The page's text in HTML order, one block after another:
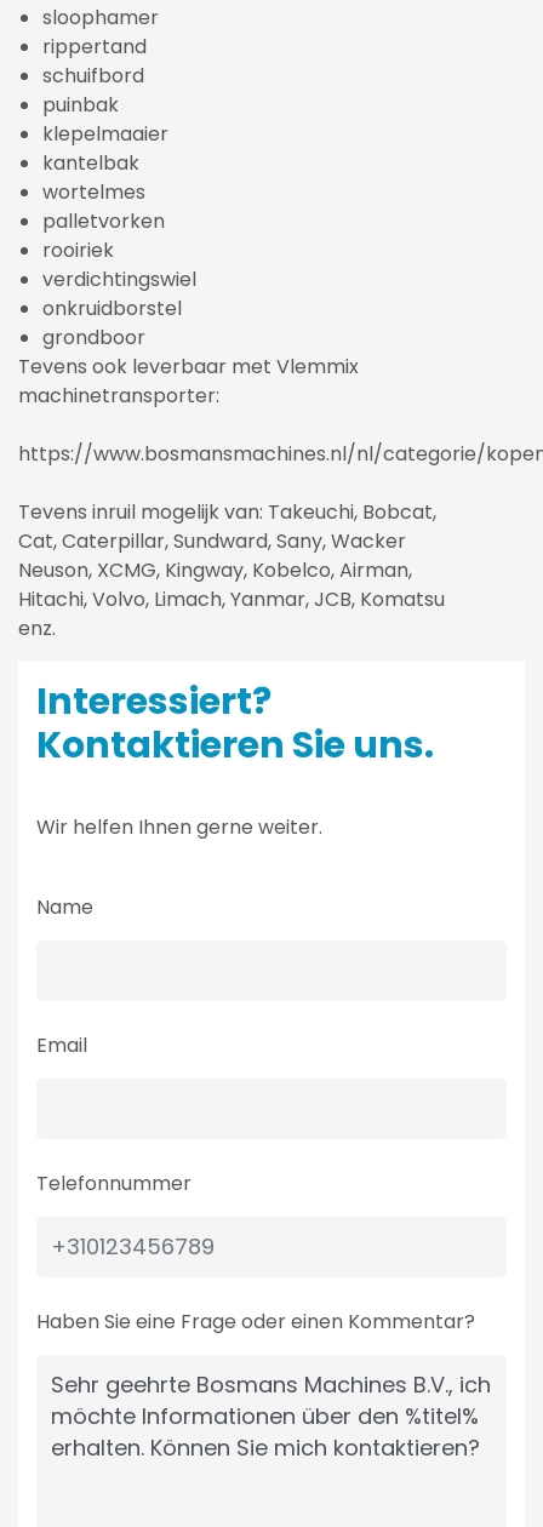
sloophamer
rippertand
schuifbord
puinbak
klepelmaaier
kantelbak
wortelmes
palletvorken
rooiriek
verdichtingswiel
onkruidborstel
grondboor
Tevens ook leverbaar met Vlemmix
machinetransporter:
https://www.bosmansmachines.nl/nl/categorie/
Tevens inruil mogelijk van: Takeuchi, Bobcat,
Cat, Caterpillar, Sundward, Sany, Wacker
Neuson, XCMG, Kingway, Kobelco, Airman,
Hitachi, Volvo, Limach, Yanmar, JCB, Komatsu
enz.
Interessiert?
Kontaktieren Sie uns.
Wir helfen Ihnen gerne weiter.
Name
Email
Telefonnummer
Haben Sie eine Frage oder einen Kommentar?